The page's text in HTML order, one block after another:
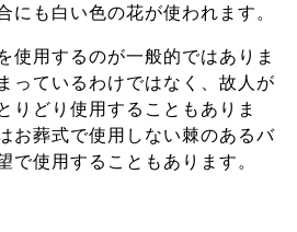
にも白い色の花が使われます。
使用するのが一般的ではありま
っているわけではなく、故人が
りどり使用することもありま
お葬式で使用しない棘のあるバ
で使用することもあります。